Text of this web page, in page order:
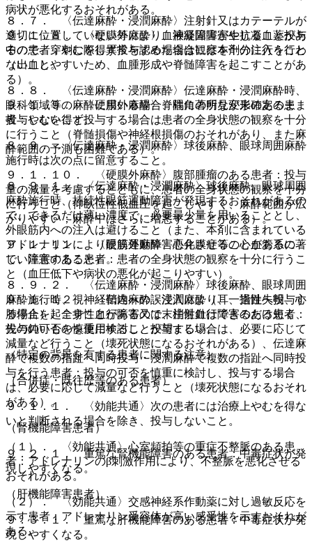
病状が悪化するおそれがある。
９．１．８． 〈硬膜外麻酔〉血液凝固障害や抗凝血薬投与
中の患者：やむを得ず投与する場合は観察を十分に行うこと
（出血しやすいため、血腫形成や脊髄障害を起こすことがあ
る）。
９．１．９． 〈硬膜外麻酔〉脊柱に著明な変形のある患
者：やむを得ず投与する場合は患者の全身状態の観察を十分
に行うこと（脊髄損傷や神経根損傷のおそれがあり、また麻
酔範囲の予測も困難である）。
９．１．１０． 〈硬膜外麻酔〉腹部腫瘤のある患者：投与
量の減量を考慮するとともに、患者の全身状態の観察を十分
に行うこと（仰臥位性低血圧を起こしやすく、麻酔範囲が広
がりやすい；麻酔中はさらに増悪することがある）。
９．１．１１． 〈硬膜外麻酔〉心弁膜症等の心血管系に著
しい障害のある患者：患者の全身状態の観察を十分に行うこ
と（血圧低下や病状の悪化が起こりやすい）。
９．１．１２． 〈伝達麻酔・浸潤麻酔（耳、指趾へ投与す
る場合）〉全身性血行障害又は末梢性血行障害のある患者：
投与の可否を慎重に検討し、投与する場合は、必要に応じて
減量など行うこと（壊死状態になるおそれがある）、伝達麻
酔で複数の指趾へ同時投与・浸潤麻酔で複数の指趾へ同時投
与を行う患者：投与の可否を慎重に検討し、投与する場合
は、必要に応じて減量など行うこと（壊死状態になるおそれ
がある）。
（腎機能障害患者）
９．２．１． 重篤な腎機能障害のある患者：中毒症状が発
現しやすくなる。
（肝機能障害患者）
９．３．１． 重篤な肝機能障害のある患者：中毒症状が発
現しやすくなる。
８．７． 〈伝達麻酔・浸潤麻酔〉注射針又はカテーテルが
適切に位置していない等により、神経障害が生じることがあ
るので、穿刺に際し異常を認めた場合には本剤の注入を行わ
ないこと。
８．８． 〈伝達麻酔・浸潤麻酔〉伝達麻酔・浸潤麻酔時、
眼科領域等の麻酔に用いる場合、隅角の所見が未確定のまま
投与しないこと。
８．９． 〈伝達麻酔・浸潤麻酔〉球後麻酔、眼球周囲麻酔
施行時は次の点に留意すること。
８．９．１． 〈伝達麻酔・浸潤麻酔〉球後麻酔、眼球周囲
麻酔施行時、持続性眼筋運動障害が発現するおそれがあるの
で、できるだけ薄い濃度で、必要最少量を用いることとし、
外眼筋内への注入は避けること（また、本剤に含まれている
アドレナリンにより眼筋運動障害悪化させることがあるの
で、注意すること）。
８．９．２． 〈伝達麻酔・浸潤麻酔〉球後麻酔、眼球周囲
麻酔施行時、視神経鞘内への誤注入により、一過性失明、心
肺停止を起こすことがあるので、注射針はできるだけ短く、
先の鈍いものを使用することが望ましい。
（特定の背景を有する患者に関する注意）
（合併症・既往歴等のある患者）
９．１．１． 〈効能共通〉次の患者には治療上やむを得な
いと判断される場合を除き、投与しないこと。
（１）． 〈効能共通〉心室頻拍等の重症不整脈のある患
者：アドレナリンのβ刺激作用により、不整脈を悪化させる
おそれがある。
（２）． 〈効能共通〉交感神経系作動薬に対し過敏反応を
示す患者：アドレナリン受容体が高い感受性を示すおそれが
ある。